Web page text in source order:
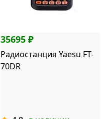
35695 ₽
Радиостанция Yaesu FT-
70DR